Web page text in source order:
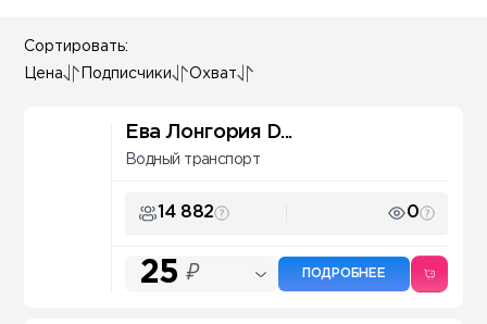
Сортировать:
Цена Подписчики Охват
Ева Лонгория D...
Водный транспорт
14 882 0
25 ₽ ПОДРОБНЕЕ